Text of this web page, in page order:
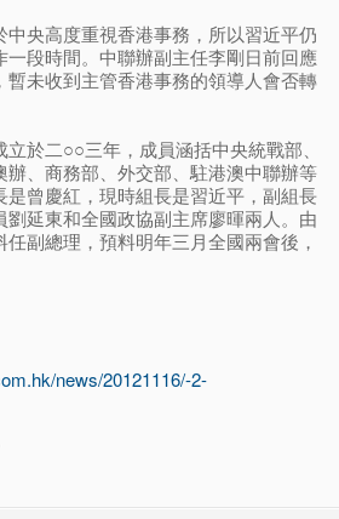
央高度重視香港事務，所以習近平仍
段時間。中聯辦副主任李剛日前回應
未收到主管香港事務的領導人會否轉
於二○○三年，成員涵括中央統戰部、
、商務部、外交部、駐港澳中聯辦等
是曾慶紅，現時組長是習近平，副組長
延東和全國政協副主席廖暉兩人。由
副總理，預料明年三月全國兩會後，
news/20121116/-2-